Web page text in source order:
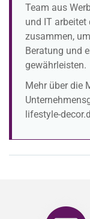
Team aus
und IT arbeitet
zusammen,
Beratung und
gewährleisten.
Mehr über die
lifestyle-